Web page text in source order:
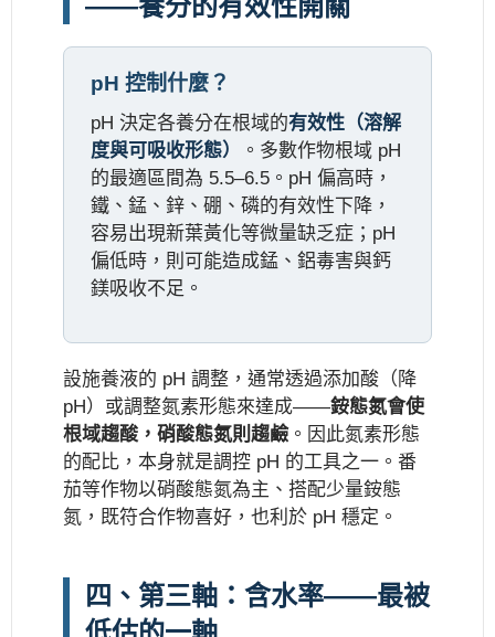
——養分的有效性開關
pH 控制什麼？
pH 決定各養分在根域的有效性（溶解
度與可吸收形態）
。多數作物根域 pH
的最適區間為 5.5–6.5。pH 偏高時，
鐵、錳、鋅、硼、磷的有效性下降，
容易出現新葉黃化等微量缺乏症；pH
偏低時，則可能造成錳、鋁毒害與鈣
鎂吸收不足。
設施養液的 pH 調整，通常透過添加酸（降
pH）或調整氮素形態來達成——銨態氮會使
根域趨酸，硝酸態氮則趨鹼。因此氮素形態
的配比，本身就是調控 pH 的工具之一。番
茄等作物以硝酸態氮為主、搭配少量銨態
氮，既符合作物喜好，也利於 pH 穩定。
四、第三軸：含水率——最被